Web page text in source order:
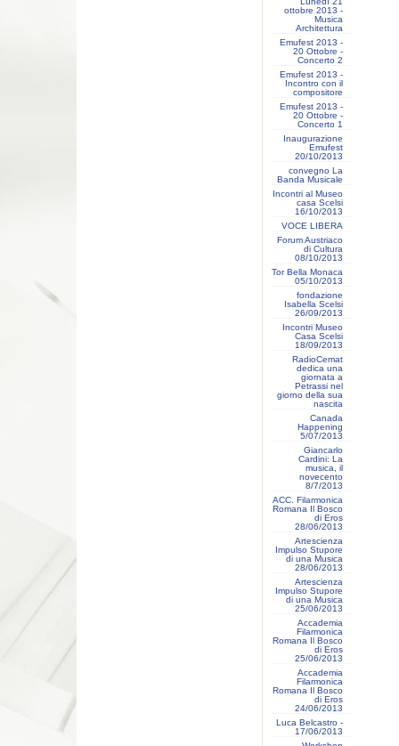
ottobre 2013 -
Musica
Architettura
Emufest 2013 -
20 Ottobre -
Concerto 2
Emufest 2013 -
Incontro con il
compositore
Emufest 2013 -
20 Ottobre -
Concerto 1
Inaugurazione
Emufest
20/10/2013
convegno La
Banda Musicale
Incontri al Museo
casa Scelsi
16/10/2013
VOCE LIBERA
Forum Austriaco
di Cultura
08/10/2013
Tor Bella Monaca
05/10/2013
fondazione
Isabella Scelsi
26/09/2013
Incontri Museo
Casa Scelsi
18/09/2013
RadioCemat
dedica una
giornata a
Petrassi nel
giorno della sua
nascita
Canada
Happening
5/07/2013
Giancarlo
Cardini: La
musica, il
novecento
8/7/2013
ACC. Filarmonica
Romana Il Bosco
di Eros
28/06/2013
Artescienza
Impulso Stupore
di una Musica
28/06/2013
Artescienza
Impulso Stupore
di una Musica
25/06/2013
Accademia
Filarmonica
Romana Il Bosco
di Eros
25/06/2013
Accademia
Filarmonica
Romana Il Bosco
di Eros
24/06/2013
Luca Belcastro -
17/06/2013